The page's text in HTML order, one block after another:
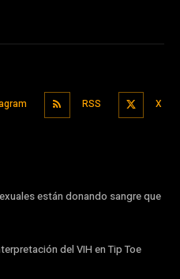
RSS X
están donando sangre que
del VIH en Tip Toe